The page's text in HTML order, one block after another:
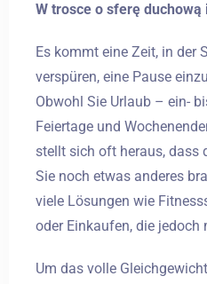
W trosce o sferę duchową
Es kommt eine Zeit, in der
verspüren, eine Pause
Obwohl Sie Urlaub – ein-
Feiertage und
stellt sich oft heraus, dass
Sie noch etwas anderes
viele Lösungen wie
oder Einkaufen, die
Um das volle
Abreise
Erwachsene
1